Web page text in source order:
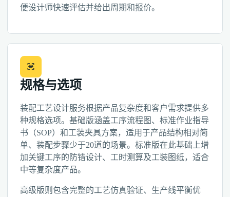
便设计师快速评估并给出周期和报价。
规格与选项
装配工艺设计服务根据产品复杂度和客户需求提供多
种规格选项。基础版涵盖工序流程图、标准作业指导
书（SOP）和工装夹具方案，适用于产品结构相对简
单、装配步骤少于20道的场景。标准版在此基础上增
加关键工序的防错设计、工时测算及工装图纸，适合
中等复杂度产品。
高级版则包含完整的工艺仿真验证、生产线平衡优